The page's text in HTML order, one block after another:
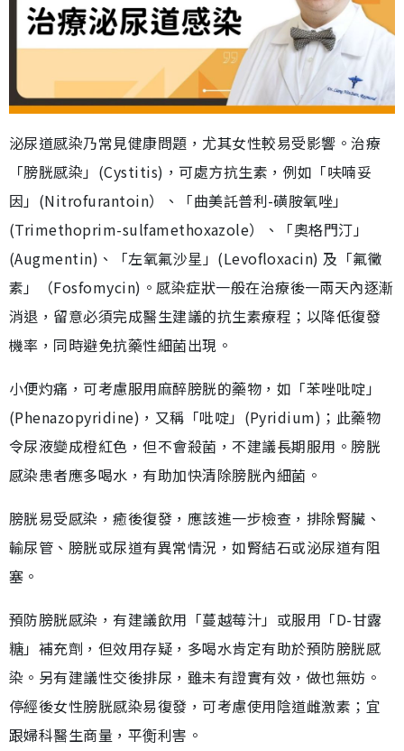
泌尿道感染乃常見健康問題，尤其女性較易受影響。治療
「膀胱感染」(Cystitis)，可處方抗生素，例如「呋喃妥
因」(Nitrofurantoin）、「曲美託普利-磺胺氧唑」
(Trimethoprim-sulfamethoxazole）、「奧格門汀」
(Augmentin)、「左氧氟沙星」(Levofloxacin) 及「氟黴
素」（Fosfomycin)。感染症狀一般在治療後一兩天內逐漸
消退，留意必須完成醫生建議的抗生素療程；以降低復發
機率，同時避免抗藥性細菌出現。
小便灼痛，可考慮服用麻醉膀胱的藥物，如「苯唑吡啶」
(Phenazopyridine)，又稱「吡啶」(Pyridium)；此藥物
令尿液變成橙紅色，但不會殺菌，不建議長期服用。膀胱
感染患者應多喝水，有助加快清除膀胱內細菌。
膀胱易受感染，癒後復發，應該進一步檢查，排除腎臟、
輸尿管、膀胱或尿道有異常情況，如腎結石或泌尿道有阻
塞。
預防膀胱感染，有建議飲用「蔓越莓汁」或服用「D-甘露
糖」補充劑，但效用存疑，多喝水肯定有助於預防膀胱感
染。另有建議性交後排尿，雖未有證實有效，做也無妨。
停經後女性膀胱感染易復發，可考慮使用陰道雌激素；宜
跟婦科醫生商量，平𧗾利害。